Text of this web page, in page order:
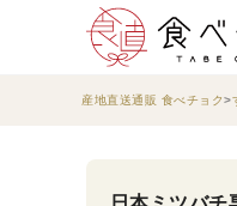
産地直送通販 食べチョク